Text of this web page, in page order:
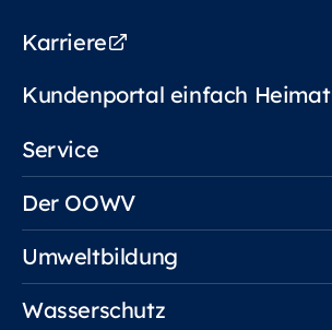
Service
Der OOWV
Umweltbildung
Wasserschutz
Karriere
Kundenportal einfach Heimat